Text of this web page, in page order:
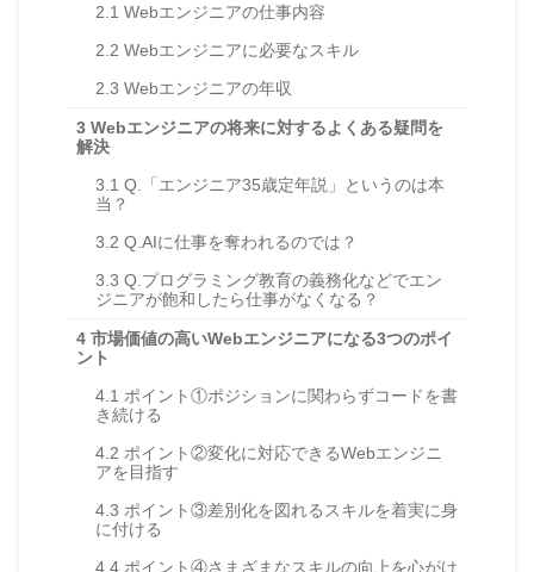
2.1 Webエンジニアの仕事内容
2.2 Webエンジニアに必要なスキル
2.3 Webエンジニアの年収
3 Webエンジニアの将来に対するよくある疑問を
解決
3.1 Q.「エンジニア35歳定年説」というのは本
当？
3.2 Q.AIに仕事を奪われるのでは？
3.3 Q.プログラミング教育の義務化などでエン
ジニアが飽和したら仕事がなくなる？
4 市場価値の高いWebエンジニアになる3つのポイ
ント
4.1 ポイント①ポジションに関わらずコードを書
き続ける
4.2 ポイント②変化に対応できるWebエンジニ
アを目指す
4.3 ポイント③差別化を図れるスキルを着実に身
に付ける
4.4 ポイント④さまざまなスキルの向上を心がけ